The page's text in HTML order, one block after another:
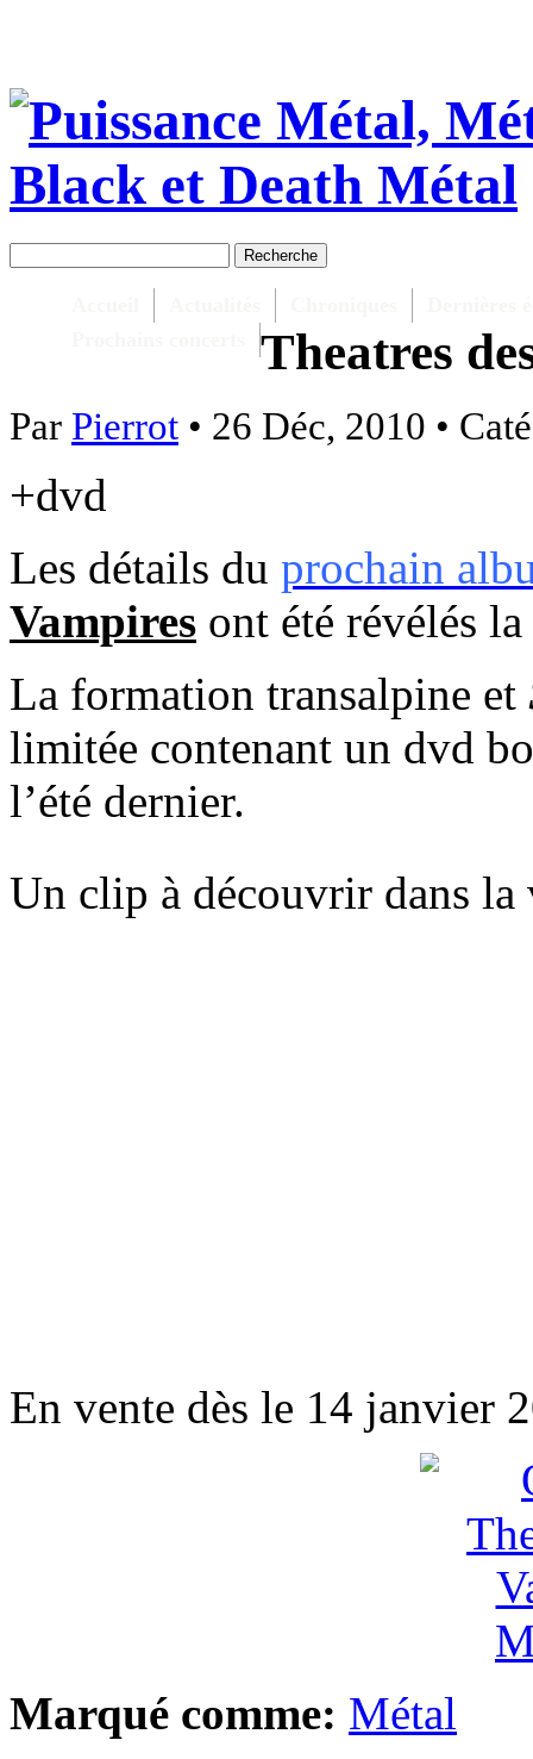
Theatres
Par Pierrot • 26 Déc, 2010 •
+dvd
Les détails du prochain
Vampires ont été révélés
La formation transalpine et
limitée contenant un dvd
l’été dernier.
Un clip à découvrir dans la
En vente dès le 14 janvier
Marqué comme: Métal